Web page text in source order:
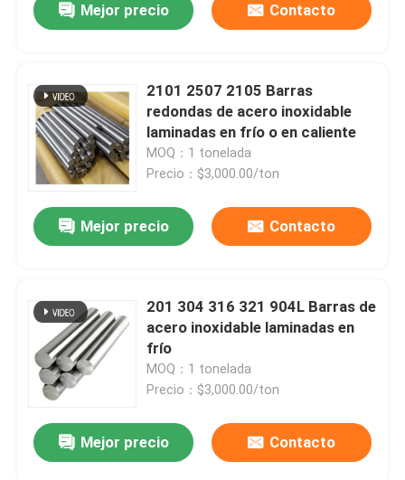
Mejor precio Contacto
2101 2507 2105 Barras
redondas de acero inoxidable
laminadas en frío o en caliente
MOQ：1 tonelada
Precio：$3,000.00/ton
Mejor precio Contacto
201 304 316 321 904L Barras de
acero inoxidable laminadas en
frío
MOQ：1 tonelada
Precio：$3,000.00/ton
Mejor precio Contacto